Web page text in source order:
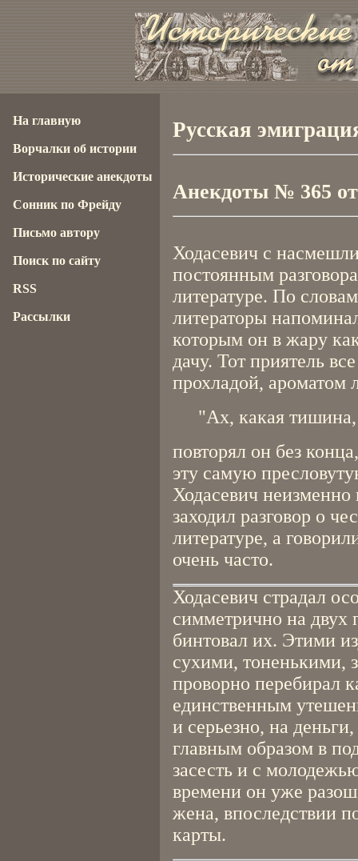
Русская
Анекдоты № 365 от
Ходасевич с
постоянным
литературе. По
литераторы
которым он в жару
дачу. Тот приятель
прохладой, ароматом
"Ах, какая
повторял он без
эту самую
Ходасевич
заходил разговор о
литературе, а
очень часто.
Ходасевич страдал
симметрично на двух
бинтовал их. Этими
сухими, тоненькими,
проворно перебирал
единственным
и серьезно, на
главным образом в
засесть и с
времени он уже
жена, впоследствии
карты.
На главную
Ворчалки об истории
Исторические анекдоты
Сонник по Фрейду
Письмо автору
Поиск по сайту
RSS
Рассылки